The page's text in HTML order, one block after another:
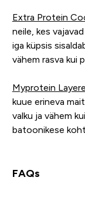
Extra Protein
neile, kes
iga küpsis
vähem rasva kui
Myprotein
kuue erineva
valku ja vähem
batoonikese
FAQs